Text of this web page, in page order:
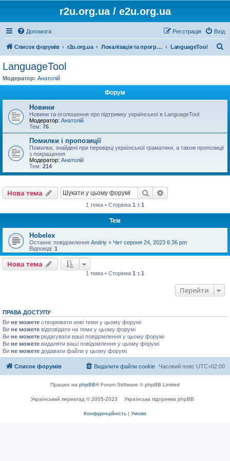
r2u.org.ua / e2u.org.ua
Допомога Вхід
Реєстрація
Список форумів r2u.org.ua Локалізація та програмні засоби LanguageTool
LanguageTool
Модератор: Анатолій
Форум
Новини
Новини та оголошення про підтримку української в LanguageTool
Модератор: Анатолій
Тем: 76
Помилки і пропозиції
Помилки, знайдені при перевірці української граматики, а також пропозиції
з покращення
Модератор: Анатолій
Тем: 214
Нова тема Пошук
1 тема • Сторінка 1 з 1
Тем
Hobelex
Останнє повідомлення Andriy « Чет серпня 24, 2023 6:36 pm
Відповіді: 1
Нова тема
1 тема • Сторінка 1 з 1
Перейти
ПРАВА ДОСТУПУ
Ви не можете створювати нові теми у цьому форумі
Ви не можете відповідати на теми у цьому форумі
Ви не можете редагувати ваші повідомлення у цьому форумі
Ви не можете видаляти ваші повідомлення у цьому форумі
Ви не можете додавати файли у цьому форумі
Список форумів Часовий пояс UTC+02:00
Видалити файли cookie
Працює на phpBB® Forum Software © phpBB Limited
Український переклад © 2005-2023 Українська підтримка phpBB
Конфіденційність | Умови